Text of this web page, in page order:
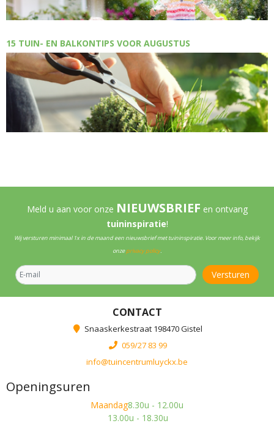
15 TUIN- EN BALKONTIPS VOOR AUGUSTUS
Meld u aan voor onze NIEUWSBRIEF en ontvang
tuininspiratie!
Wij versturen minimaal 1x in de maand een nieuwsbrief met tuininspiratie. Voor meer info, bekijk
onzeprivacy policy.
CONTACT
Snaaskerkestraat 198470 Gistel
059/27 83 99
info@tuincentrumluyckx.be
Openingsuren
Maandag8.30u - 12.00u
13.00u - 18.30u